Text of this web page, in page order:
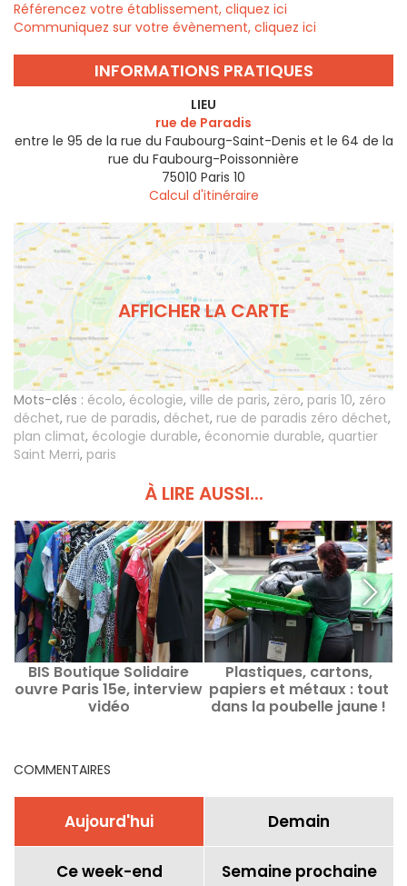
Référencez votre établissement, cliquez ici
Communiquez sur votre évènement, cliquez ici
INFORMATIONS PRATIQUES
LIEU
rue de Paradis
entre le 95 de la rue du Faubourg-Saint-Denis et le 64 de la
rue du Faubourg-Poissonnière
75010 Paris 10
Calcul d'itinéraire
AFFICHER LA CARTE
Mots-clés : écolo, écologie, ville de paris, zëro, paris 10, zéro
déchet, rue de paradis, déchet, rue de paradis zéro déchet,
plan climat, écologie durable, économie durable, quartier
Saint Merri, paris
À LIRE AUSSI...
BIS Boutique Solidaire
ouvre Paris 15e, interview
vidéo
Plastiques, cartons,
papiers et métaux : tout
dans la poubelle jaune !
COMMENTAIRES
Aujourd'hui Demain
Ce week-end Semaine prochaine